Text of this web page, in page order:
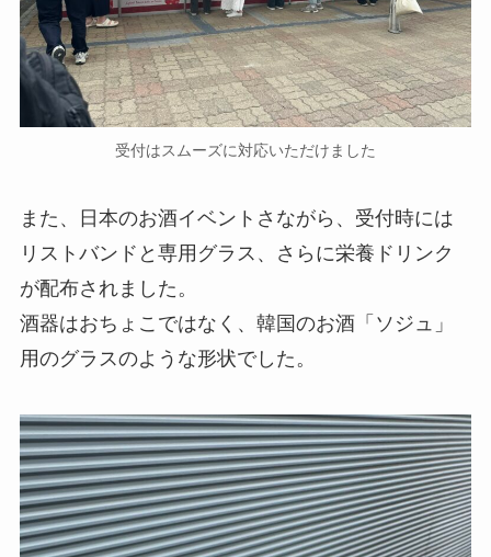
受付はスムーズに対応いただけました
また、日本のお酒イベントさながら、受付時には
リストバンドと専用グラス、さらに栄養ドリンク
が配布されました。
酒器はおちょこではなく、韓国のお酒「ソジュ」
用のグラスのような形状でした。